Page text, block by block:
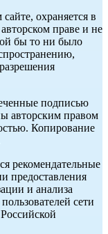
охраняется в
праве и не
бы то ни было
подписью
авторским правом
Копирование
рекомендательные
предоставления
и анализа
сети